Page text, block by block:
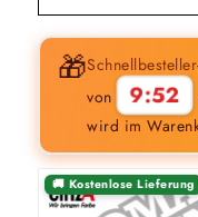
🎁
von
9:52
wird im
🚚 Kostenlose Lieferung